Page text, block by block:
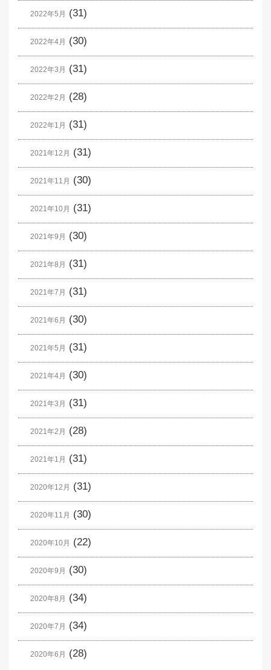
2022年5月 (31)
2022年4月 (30)
2022年3月 (31)
2022年2月 (28)
2022年1月 (31)
2021年12月 (31)
2021年11月 (30)
2021年10月 (31)
2021年9月 (30)
2021年8月 (31)
2021年7月 (31)
2021年6月 (30)
2021年5月 (31)
2021年4月 (30)
2021年3月 (31)
2021年2月 (28)
2021年1月 (31)
2020年12月 (31)
2020年11月 (30)
2020年10月 (22)
2020年9月 (30)
2020年8月 (34)
2020年7月 (34)
2020年6月 (28)